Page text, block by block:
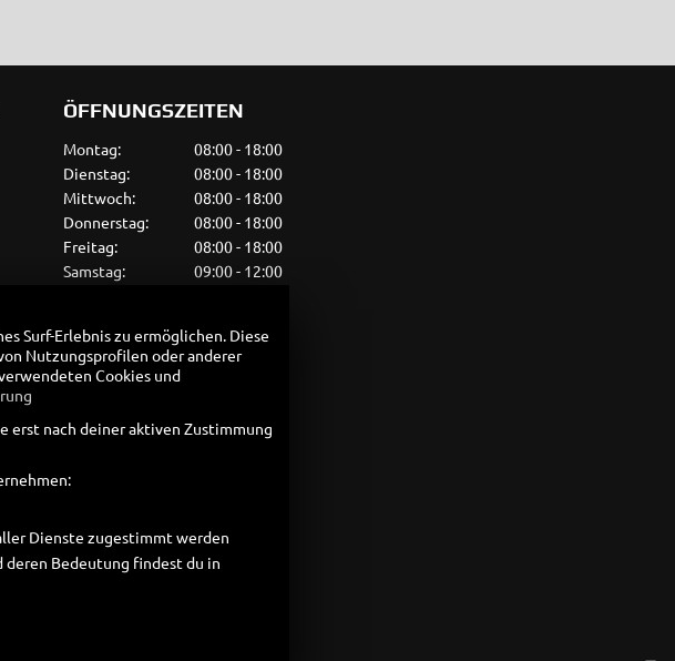
ÖFFNUNGSZEITEN
Montag:
08:00 - 18:00
Dienstag:
08:00 - 18:00
Mittwoch:
08:00 - 18:00
Donnerstag:
08:00 - 18:00
Freitag:
08:00 - 18:00
Samstag:
09:00 - 12:00
Surf-Erlebnis zu ermöglichen. Diese
Nutzungsprofilen oder anderer
Cookies und
erst nach deiner aktiven Zustimmung
Dienste zugestimmt werden
Bedeutung findest du in